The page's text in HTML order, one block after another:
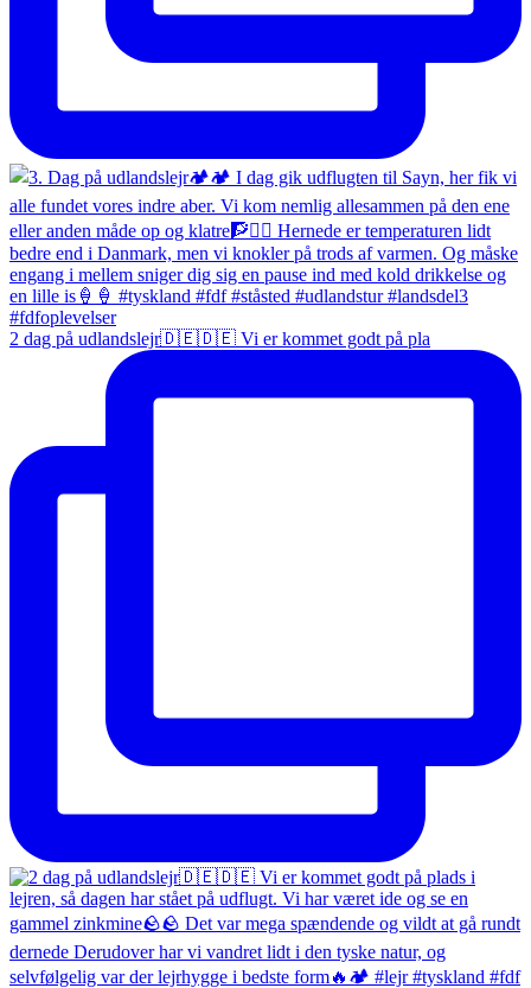
2 dag på udlandslejr🇩🇪🇩🇪 Vi er kommet godt på pla